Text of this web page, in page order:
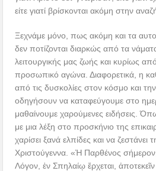
είτε γιατί βρίσκονται ακόμη στην
Ξεχνάμε μόνο, πως ακόμη και τα
δεν ποτίζονται διαρκώς από τα
λειτουργικής μας ζωής και κυρίως
προσωπικό αγώνα. Διαφορετικά, η
από τις δυσκολίες στον κόσμο και
οδηγήσουν να καταφεύγουμε στο
μαθαίνουμε χαρούμενες ειδήσεις.
με μια λέξη στο προσκήνιο της
χαρίσει ξανά ελπίδες και να ζεστάνει
Χριστούγεννα. «Ἡ Παρθένος
Λόγον, ἐν Σπηλαίῳ ἔρχεται,